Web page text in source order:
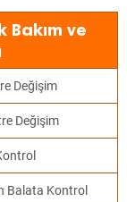
ve
Değişim
Değişim
Balata Kontrol